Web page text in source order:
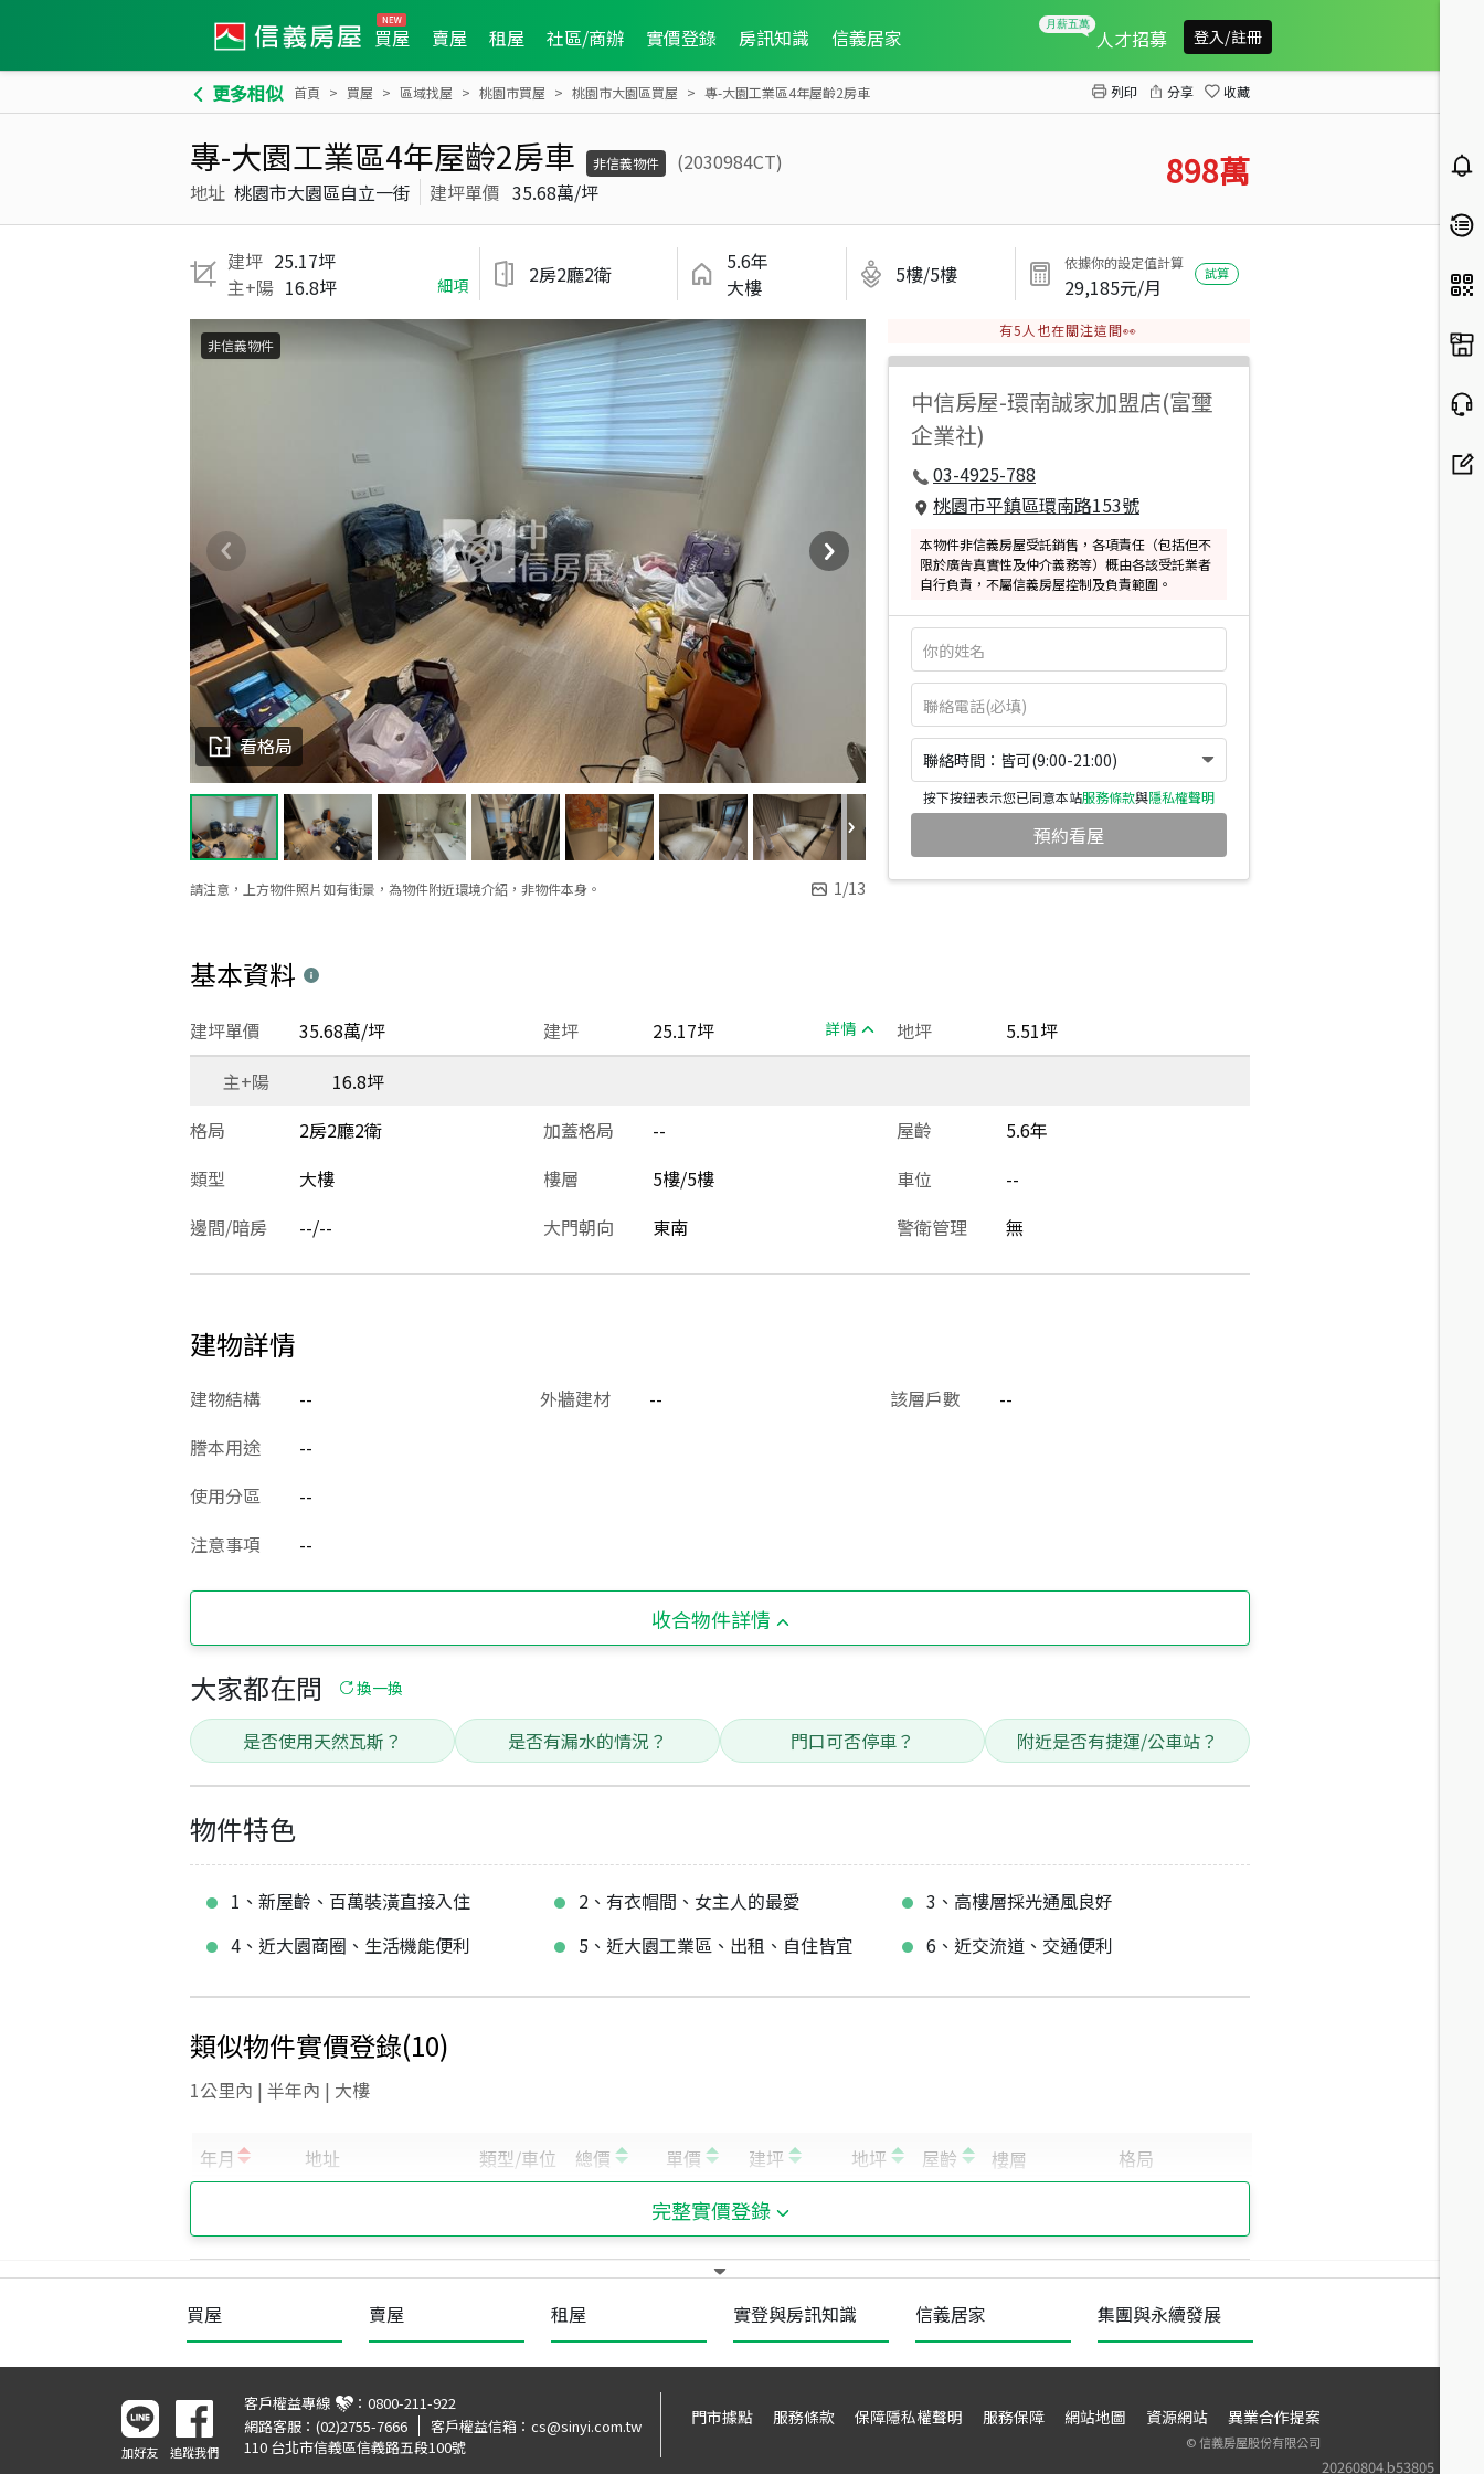
買屋 賣屋 租屋 社區/商辦 實價登錄 房訊知識 信義居家 人才招募 登入/註冊
更多相似 首頁 買屋 區域找屋 桃園市買屋 桃園市大園區買屋 專-大園工業區4年屋齡2房車 列印 分享 收藏
專-大園工業區4年屋齡2房車 非信義物件
(2030984CT)
地址 桃園市大園區自立一街 建坪單價 35.68萬/坪 898萬
建坪 25.17坪
主+陽 16.8坪 細項 2房2廳2衛
5.6年
大樓
5樓/5樓 依據你的設定值計算
29,185元/月
試算
請注意，上方物件照片如有街景，為物件附近環境介紹，非物件本身。 1/13
看格局
非信義物件
有5 人也在關注這間👀
中信房屋-環南誠家加盟店(富璽
企業社)
03-4925-788
桃園市平鎮區環南路153號
本物件非信義房屋受託銷售，各項責任（包括但不
限於廣告真實性及仲介義務等）概由各該受託業者
自行負責，不屬信義房屋控制及負責範圍。
聯絡時間：皆可(9:00-21:00)
按下按鈕表示您已同意本站服務條款與隱私權聲明
預約看屋
基本資料
建坪 25.17坪 詳情
建坪單價 35.68萬/坪 地坪
5.51坪
主+陽
16.8坪
格局
2房2廳2衛 加蓋格局 -- 屋齡
5.6年
類型
大樓 樓層 5樓/5樓 車位
--
邊間/暗房
--/-- 大門朝向 東南 警衛管理 無
建物詳情
建物結構 -- 外牆建材 -- 該層戶數
--
謄本用途
--
使用分區
--
注意事項
--
收合物件詳情
大家都在問 換一換
是否使用天然瓦斯？ 是否有漏水的情況？ 門口可否停車？ 附近是否有捷運/公車站？
物件特色
1、新屋齡、百萬裝潢直接入住 2、有衣帽間、女主人的最愛
3、高樓層採光通風良好
4、近大園商圈、生活機能便利
5、近大園工業區、出租、自住皆宜 6、近交流道、交通便利
類似物件實價登錄(10)
1公里內 | 半年內 | 大樓
完整實價登錄
買屋 賣屋 租屋 實登與房訊知識 信義居家 集團與永續發展
20260804.b53805
加好友 追蹤我們
客戶權益專線 ： 0800-211-922
網路客服： (02)2755-7666 客戶權益信箱： cs@sinyi.com.tw
110 台北市信義區信義路五段100號
門市據點 服務條款 保障隱私權聲明 服務保障 網站地圖 資源網站 異業合作提案
©信義房屋股份有限公司